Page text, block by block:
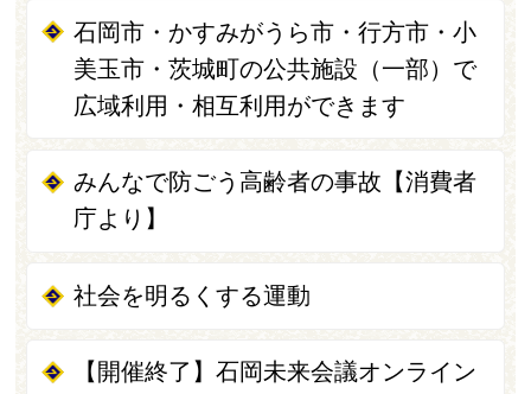
石岡市・かすみがうら市・行方市・小
美玉市・茨城町の公共施設（一部）で
広域利用・相互利用ができます
みんなで防ごう高齢者の事故【消費者
庁より】
社会を明るくする運動
【開催終了】石岡未来会議オンライン